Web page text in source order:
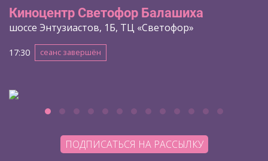
Киноцентр Светофор Балашиха
шоссе Энтузиастов, 1Б, ТЦ «Светофор»
17:30 сеанс завершён
ПОДПИСАТЬСЯ НА РАССЫЛКУ